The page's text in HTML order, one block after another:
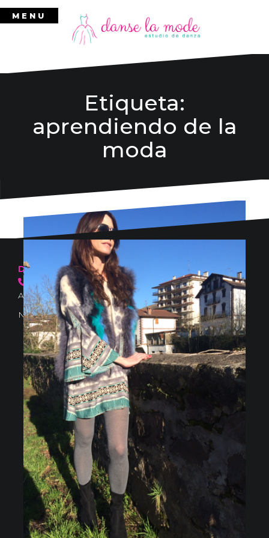
Ir
MENU
Etiqueta:
aprendiendo de la
moda
Danse la mode
636 57 66 50
·
info@danselamode.com
Avd. Comercial 20 Barañain (Navarra)
Nota Legal·Privacidad·Política de Cookies